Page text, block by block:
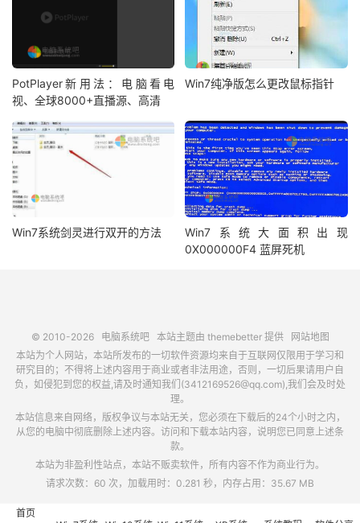
PotPlayer新用法：电脑看电
视、全球8000+直播源、高清
Win7纯净版怎么更改鼠标指针
Win7系统剑灵进行双开的方法
Win7系统大面积出现
0X000000F4 蓝屏死机
© 2010-2026 电脑系统吧本站主题由 themebetter提供 网站地图
本站为个人网站，本站所发布的一切软件资源均来自于互联网仅限用于学习和
研究目的；不得将上述内容用于商业或者非法用途，否则，一切后果请用户自
负，如侵犯到您的权益,请及时通知我们(3412169526@qq.com),我们会及时处
理。
本站信息来自网络，版权争议与本站无关，您必须在下载后的24个小时之内，
从您的电脑中彻底删除上述内容。访问和下载本站内容，说明您已同意上述条
款。
本站为非盈利性站点，本站不贩卖软件，所有内容不作为商业行为。
请求次数：60 次，加载用时：0.281 秒，内存占用：35.67 MB
首页